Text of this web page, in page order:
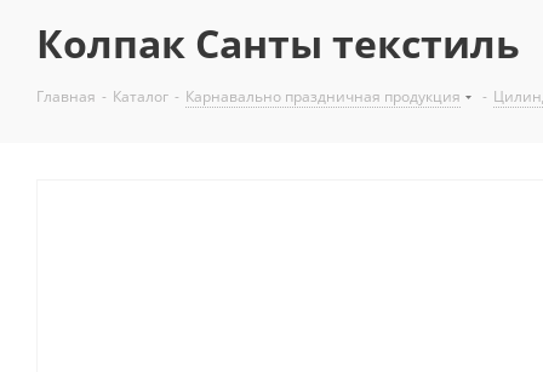
Колпак Санты текстиль
Главная - Каталог - Карнавально праздничная продукция -